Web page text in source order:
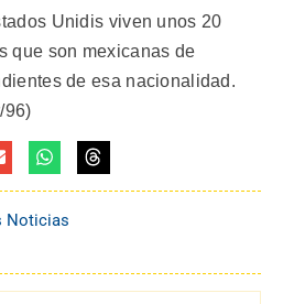
Unidis viven unos 20
que son mexicanas de
de esa nacionalidad.
96)
Noticias